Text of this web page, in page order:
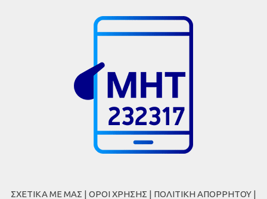
ΣΧΕΤΙΚΑ ΜΕ ΜΑΣ | ΟΡΟΙ ΧΡΗΣΗΣ | ΠΟΛΙΤΙΚΗ ΑΠΟΡΡΗΤΟΥ |